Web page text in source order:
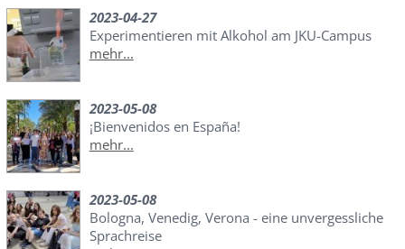
2023-04-27
Experimentieren mit Alkohol am JKU-Campus
mehr...
2023-05-08
¡Bienvenidos en España!
mehr...
2023-05-08
Bologna, Venedig, Verona - eine unvergessliche
Sprachreise